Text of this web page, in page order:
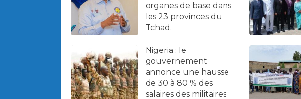
organes de base dans
les 23 provinces du
Tchad.
Nigeria : le
gouvernement
annonce une hausse
de 30 à 80 % des
salaires des militaires